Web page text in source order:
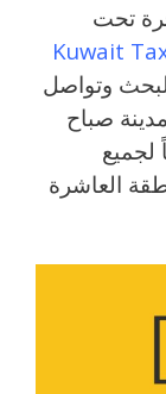
تحت
Kuwait
وتواصل
صباح
لجميع
العاشرة